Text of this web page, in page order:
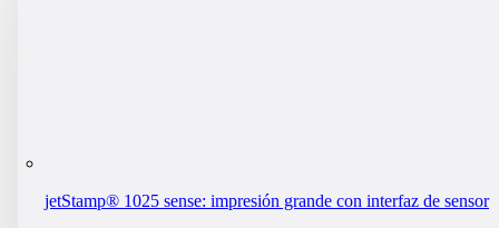
jetStamp® 1025 sense: impresión grande con interfaz de sensor